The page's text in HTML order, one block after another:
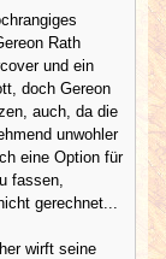
Rath
und ein
doch Gereon
auch, da die
unwohler
eine Option für
fassen,
gerechnet...
wirft seine